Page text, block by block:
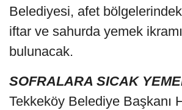
Belediyesi, afet
iftar ve sahurda yemek
bulunacak.
SOFRALARA SICAK
Tekkeköy Belediye Başkanı